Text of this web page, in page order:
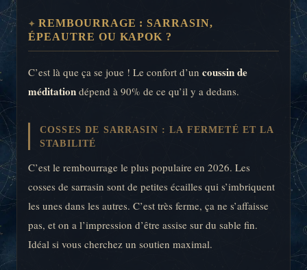
REMBOURRAGE : SARRASIN,
ÉPEAUTRE OU KAPOK ?
C’est là que ça se joue ! Le confort d’un coussin de
méditation dépend à 90% de ce qu’il y a dedans.
COSSES DE SARRASIN : LA FERMETÉ ET LA
STABILITÉ
C’est le rembourrage le plus populaire en 2026. Les
cosses de sarrasin sont de petites écailles qui s’imbriquent
les unes dans les autres. C’est très ferme, ça ne s’affaisse
pas, et on a l’impression d’être assise sur du sable fin.
Idéal si vous cherchez un soutien maximal.